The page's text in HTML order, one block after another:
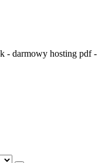
- darmowy hosting pdf -